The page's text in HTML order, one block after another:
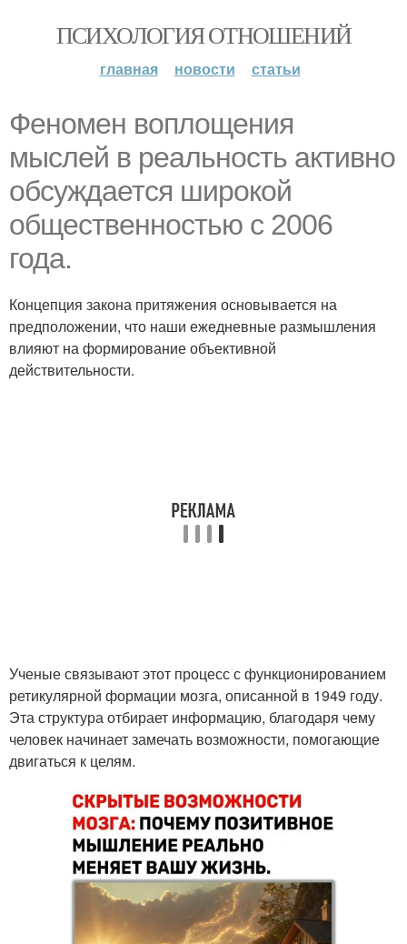
ПСИХОЛОГИЯ ОТНОШЕНИЙ
главная новости статьи
Феномен воплощения
мыслей в реальность активно
обсуждается широкой
общественностью с 2006
года.
Концепция закона притяжения основывается на
предположении, что наши ежедневные размышления
влияют на формирование объективной
действительности.
Ученые связывают этот процесс с функционированием
ретикулярной формации мозга, описанной в 1949 году.
Эта структура отбирает информацию, благодаря чему
человек начинает замечать возможности, помогающие
двигаться к целям.